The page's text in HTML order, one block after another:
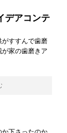
デアコンテ
がすすんで歯磨
家の歯磨きア